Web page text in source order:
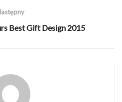
Best Gift Design 2015